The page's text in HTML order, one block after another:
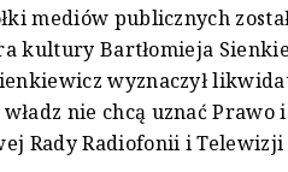
mediów publicznych
kultury Bartłomieja
wyznaczył
nie chcą uznać
Rady Radiofonii i